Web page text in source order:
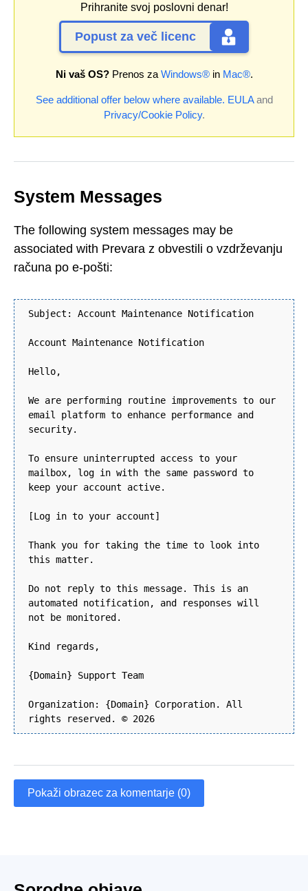
Prihranite svoj poslovni denar!
Popust za več licenc
Ni vaš OS?Prenos za Windows®in Mac®.
See additional offer below where available. EULAand
Privacy/Cookie Policy.
System Messages
The following system messages may be
associated with Prevara z obvestili o vzdrževanju
računa po e-pošti:
Subject: Account Maintenance Notification
Account Maintenance Notification
Hello,
We are performing routine improvements to our
email platform to enhance performance and
security.
To ensure uninterrupted access to your
mailbox, log in with the same password to
keep your account active.
[Log in to your account]
Thank you for taking the time to look into
this matter.
Do not reply to this message. This is an
automated notification, and responses will
not be monitored.
Kind regards,
{Domain} Support Team
Organization: {Domain} Corporation. All
rights reserved. © 2026
Pokaži obrazec za komentarje (0)